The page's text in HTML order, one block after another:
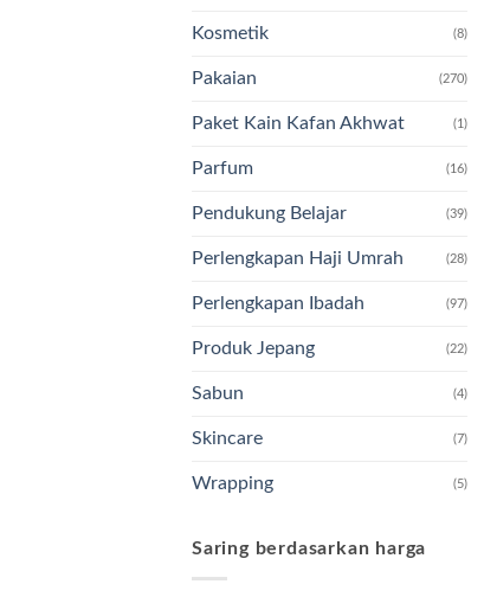
Kosmetik (8)
Pakaian (270)
Paket Kain Kafan Akhwat (1)
Parfum (16)
Pendukung Belajar (39)
Perlengkapan Haji Umrah (28)
Perlengkapan Ibadah (97)
Produk Jepang (22)
Sabun (4)
Skincare (7)
Wrapping (5)
Saring berdasarkan harga